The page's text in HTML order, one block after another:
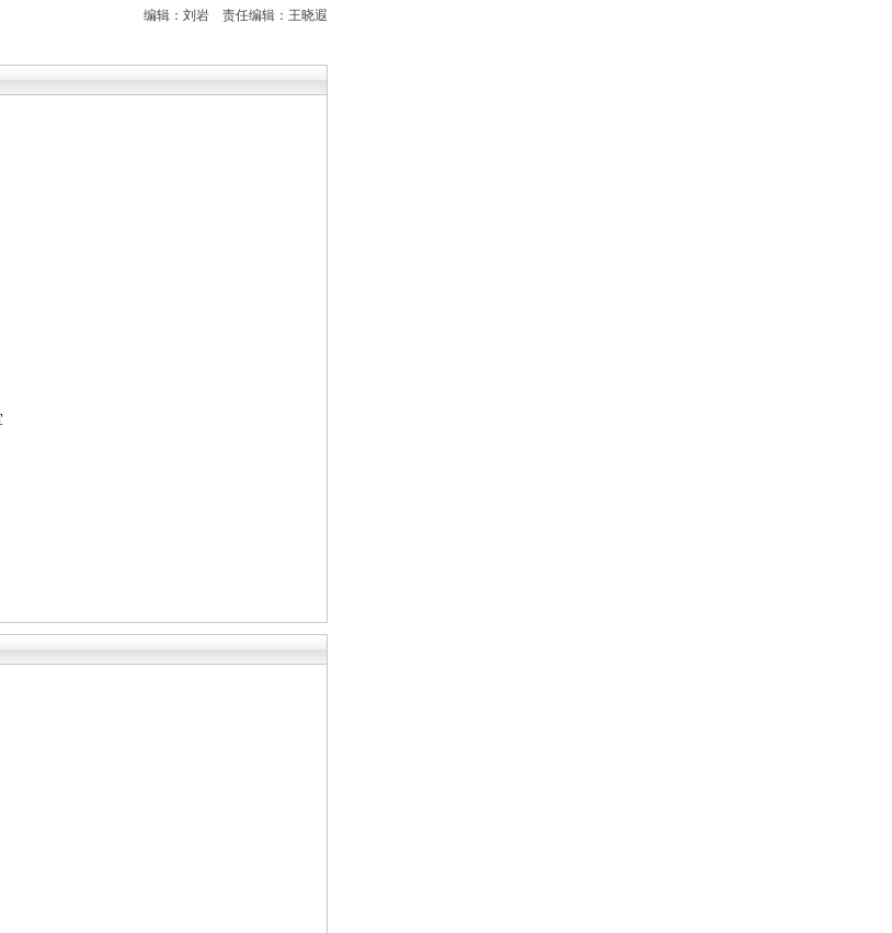
编辑：刘岩 责任编辑：王晓遐